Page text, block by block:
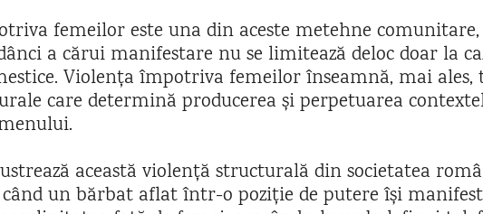
femeilor este una din aceste metehne
a cărui manifestare nu se limitează deloc doar la
Violența împotriva femeilor înseamnă, mai ales,
care determină producerea și perpetuarea
această violență structurală din societatea
un bărbat aflat într-o poziție de putere își